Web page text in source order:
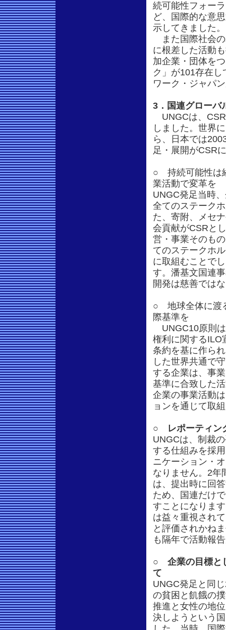
続可能性フォー
ど、国際的な意
示してきました。
また国際社会の
に根差した活動
加企業・団体を
ク」が101存在
ワーク・ジャパ
3．国連グローバ
UNGCは、
しました。世界
ら、日本では
足・展開がCSR
○ 持続可能性は
業活動で変革を
UNGC発足当時
全てのステーク
た、寄附、メセ
会貢献がCSRと
営・事業そのも
てのステークホ
に取組むことで
す。潘基文国連
開発は慈善では
○ 地球全体に渡
際基準を
UNGC10原則
権利に関するILO
条約を基に作ら
した世界共通で
する企業は、事
基準に合致した
企業の事業活動
ョンを通じて取
○ レポーティン
UNGCは、制裁
する仕組みを採
ニケーション・
なりません。2年
は、提出時に回
ため、国連だけ
すことになりま
は益々重視され
と評価されかね
も隔年で活動報
○ 企業の目標と
て
UNGC発足と同
の貧困と飢餓の
推進と女性の地
決しようという